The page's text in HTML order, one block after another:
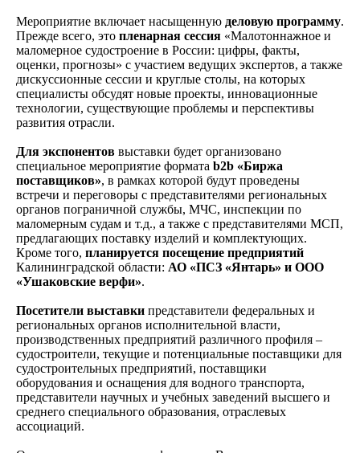
Мероприятие включает насыщенную деловую программу.
Прежде всего, это пленарная сессия «Малотоннажное и
маломерное судостроение в России: цифры, факты,
оценки, прогнозы» с участием ведущих экспертов, а также
дискуссионные сессии и круглые столы, на которых
специалисты обсудят новые проекты, инновационные
технологии, существующие проблемы и перспективы
развития отрасли.
Для экспонентов выставки будет организовано
специальное мероприятие формата b2b «Биржа
поставщиков», в рамках которой будут проведены
встречи и переговоры с представителями региональных
органов пограничной службы, МЧС, инспекции по
маломерным судам и т.д., а также с представителями МСП,
предлагающих поставку изделий и комплектующих.
Кроме того, планируется посещение предприятий
Калининградской области: АО «ПСЗ «Янтарь» и ООО
«Ушаковские верфи».
Посетители выставки представители федеральных и
региональных органов исполнительной власти,
производственных предприятий различного профиля –
судостроители, текущие и потенциальные поставщики для
судостроительных предприятий, поставщики
оборудования и оснащения для водного транспорта,
представители научных и учебных заведений высшего и
среднего специального образования, отраслевых
ассоциаций.